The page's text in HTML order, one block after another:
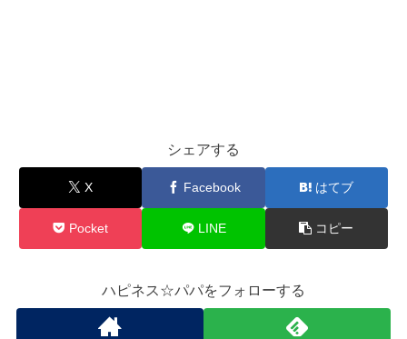
シェアする
X Facebook はてブ
Pocket LINE コピー
ハピネス☆パパをフォローする